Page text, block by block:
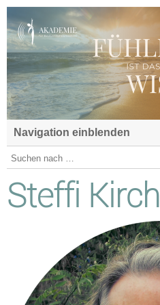
Navigation einblenden
Steffi Kirch